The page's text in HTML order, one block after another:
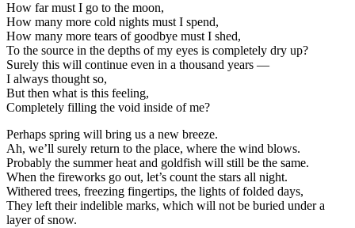
How far must I go to the moon,
How many more cold nights must I spend,
How many more tears of goodbye must I shed,
To the source in the depths of my eyes is completely dry up?
Surely this will continue even in a thousand years —
I always thought so,
But then what is this feeling,
Completely filling the void inside of me?
Perhaps spring will bring us a new breeze.
Ah, we’ll surely return to the place, where the wind blows.
Probably the summer heat and goldfish will still be the same.
When the fireworks go out, let’s count the stars all night.
Withered trees, freezing fingertips, the lights of folded days,
They left their indelible marks, which will not be buried under a
layer of snow.